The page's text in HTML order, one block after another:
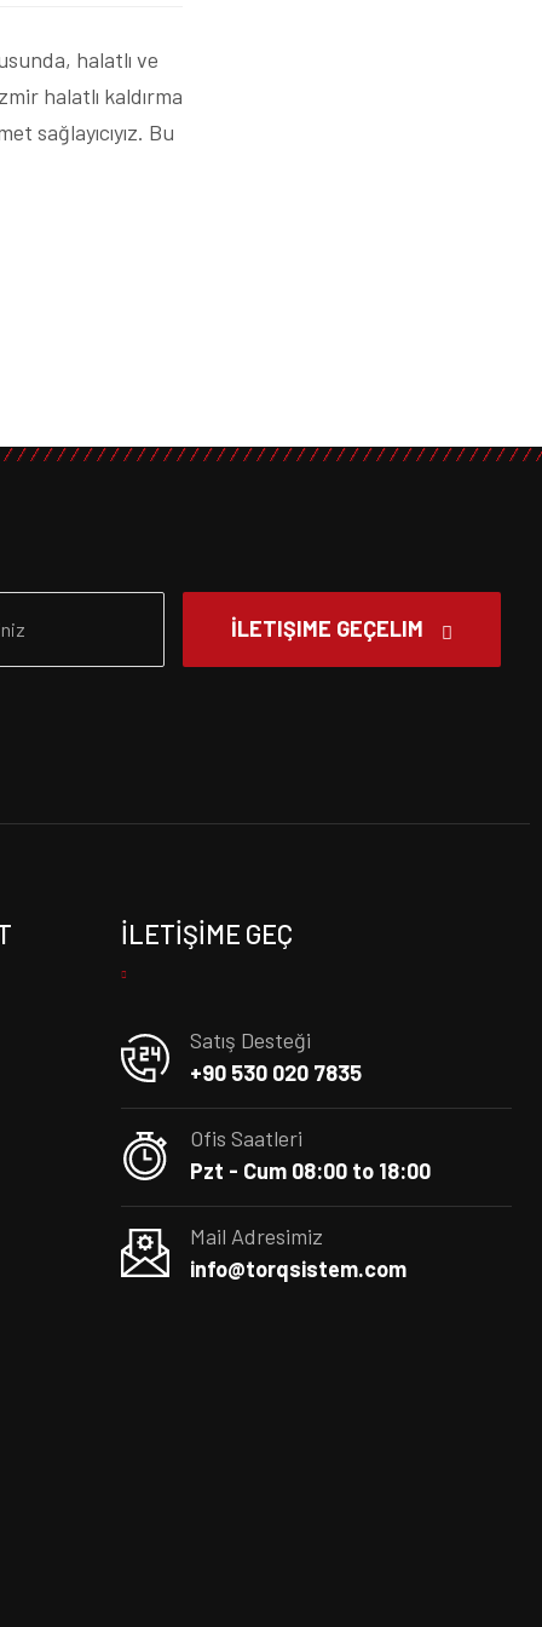
halatlı ve
halatlı kaldırma
sağlayıcıyız. Bu
İLETIŞIME GEÇELIM
İLETIŞIME GEÇ
Satış Desteği
+90 530 020 7835
Ofis Saatleri
Pzt - Cum 08:00 to 18:00
Mail Adresimiz
info@torqsistem.com